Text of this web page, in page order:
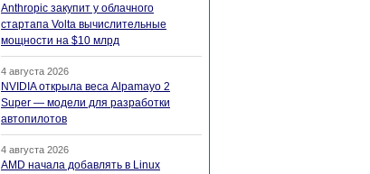
Anthropic закупит у облачного
стартапа Volta вычислительные
мощности на $10 млрд
4 августа 2026
NVIDIA открыла веса Alpamayo 2
Super — модели для разработки
автопилотов
4 августа 2026
AMD начала добавлять в Linux